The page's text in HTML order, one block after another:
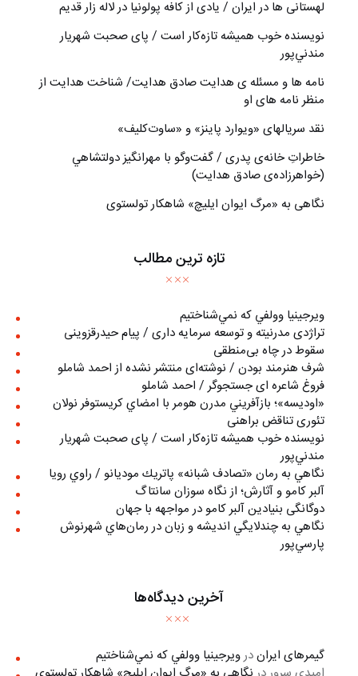
لهستانی ها در ایران / یادی از کافه پولونیا در لاله زار قدیم
نويسنده خوب هميشه تازه‌كار است / پای صحبت شهريار
مندني‌پور
نامه ها و مسئله ی هدایت صادق هدایت/ شناخت هدایت از
منظر نامه های او
نقد سریالهای «ویوارد پاینز» و «ساوت‌کلیف»
خاطراتِ خانه‌ی پدری / گفت‌وگو با مهرانگيز دولتشاهي
(خواهرزاده‌ی صادق هدايت)
نگاهی به «مرگ ايوان ايليچ» شاهکار تولستوی
تازه ترین مطالب
ويرجينيا وولفي كه نمي‌شناختيم
تراژدی مدرنیته و توسعه سرمایه داری / پیام حیدرقزوینی
سقوط در چاه بی‌منطقی
شرف هنرمند بودن / نوشته‌ای منتشر نشده از احمد شاملو
فروغ شاعره ای جستجوگر / احمد شاملو
«اوديسه»؛ بازآفريني مدرن هومر با امضاي كريستوفر نولان
تئوری تناقض براهنی
نويسنده خوب هميشه تازه‌كار است / پای صحبت شهريار
مندني‌پور
نگاهي به رمان «تصادف شبانه» پاتريك موديانو / راوي رويا
آلبر کامو و آثارش؛ از نگاه سوزان سانتاگ
دوگانگی بنیادین آلبر کامو در مواجهه با جهان
نگاهي به چندلايگي انديشه و زبان در رمان‌هاي شهرنوش
پارسي‌پور
آخرین دیدگاه‌ها
گیمرهای ایراندرويرجينيا وولفي كه نمي‌شناختيم